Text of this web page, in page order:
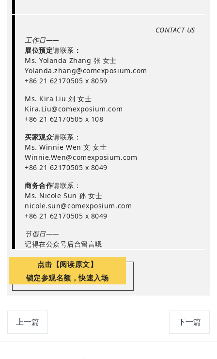
CONTACT US
工作日——
展位预定请联系 ：
Ms. Yolanda Zhang 张 女士
Yolanda.zhang@comexposium.com
+86 21 62170505 x 8059
Ms. Kira Liu 刘 女士
Kira.Liu@comexposium.com
+86 21 62170505 x 108
买家观众请联系：
Ms. Winnie Wen 文 女士
Winnie.Wen@comexposium.com
+86 21 62170505 x 8049
商务合作请联系：
Ms. Nicole Sun 孙 女士
nicole.sun@comexposium.com
+86 21 62170505 x 8049
节假日——
记得在公众号后台留言哦
点击【阅读原文】
锁定参观名额，快速入场
上一篇 下一篇